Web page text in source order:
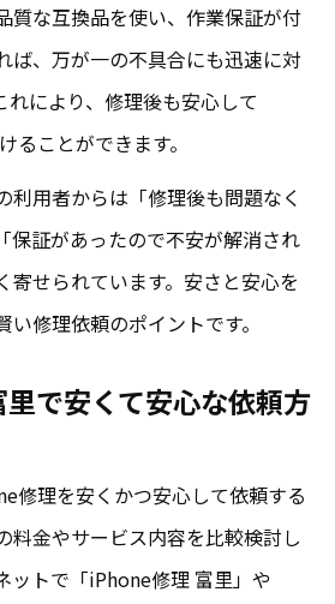
質な互換品を使い、作業保証が付
ば、万が一の不具合にも迅速に対
れにより、修理後も安心して
ることができます。
利用者からは「修理後も問題なく
保証があったので不安が解消され
寄せられています。安さと安心を
修理依頼のポイントです。
で安くて安心な依頼方
修理を安くかつ安心して依頼する
料金やサービス内容を比較検討し
ットで「iPhone修理 富里」や